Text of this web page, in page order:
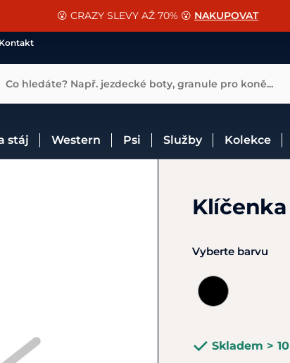
SLEVA 13% na vše od Cassini! CHCI SLEVU
😮 CRAZY SLEVY AŽ 70% 😮 NAKUPOVAT
a doplňky k vybraným sedlům ZDARMA 🐴
Co hledáte? Např. jezdecké boty, granule pro koně...
stáj Western Psi Služby Kolekce
Vyberte barvu
Skladem >